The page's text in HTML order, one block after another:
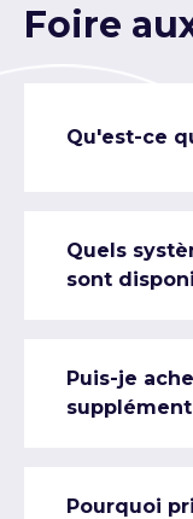
Foire
Qu'est-ce
Quels
sont
Puis-je
Pourquoi